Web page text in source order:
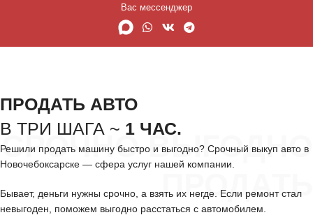
Вас мессенджер
СРОЧНО ВЫГОДНО
ПРОДАТЬ
ПРОДАТЬ АВТО
В ТРИ ШАГА ~ 1 ЧАС.
Решили продать машину быстро и выгодно? Срочный выкуп авто в
Новочебоксарске — сфера услуг нашей компании.
Бывает, деньги нужны срочно, а взять их негде. Если ремонт стал
невыгоден, поможем выгодно расстаться с автомобилем.